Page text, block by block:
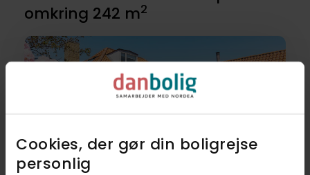
Cookies, der gør din boligrejse
personlig​
omkring 242 m2
Åbent hus 9. aug. 12.10 - 12.35